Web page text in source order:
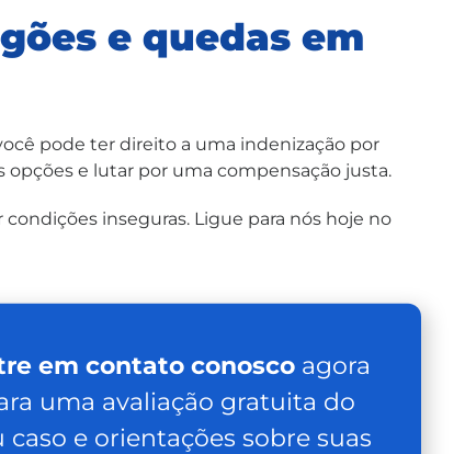
e quedas em
pode ter direito a uma indenização por
e lutar por uma compensação justa.
inseguras. Ligue para nós hoje no
em contato conosco agora
uma avaliação gratuita do
caso e orientações sobre suas